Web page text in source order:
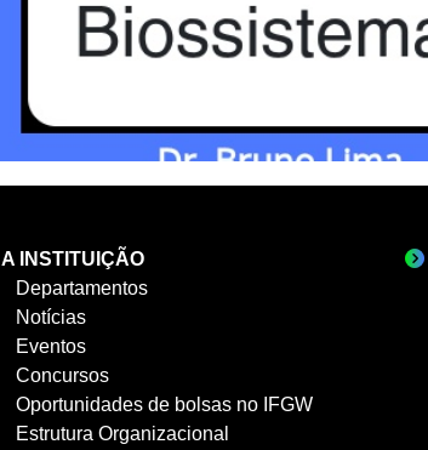
A INSTITUIÇÃO
Departamentos
Notícias
Eventos
Concursos
Oportunidades de bolsas no IFGW
Estrutura Organizacional